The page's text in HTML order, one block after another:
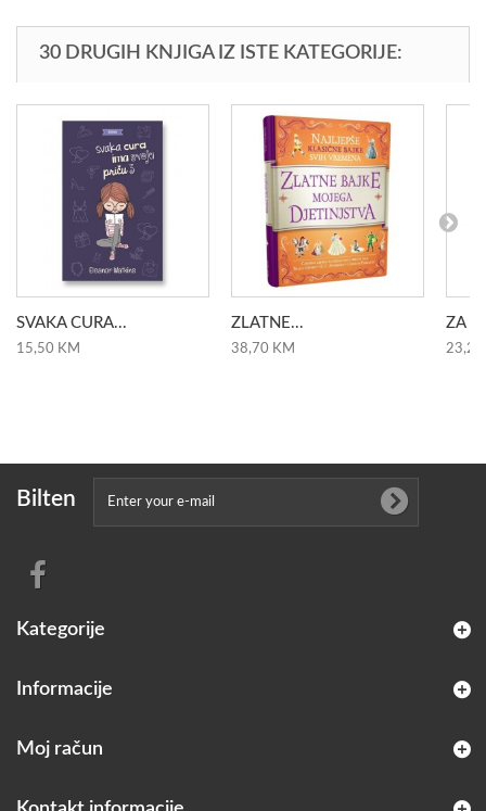
30 DRUGIH KNJIGA IZ ISTE KATEGORIJE:
SVAKA CURA...
15,50 KM
ZLATNE...
38,70 KM
ZA
23,20
Bilten
Kategorije
Informacije
Moj račun